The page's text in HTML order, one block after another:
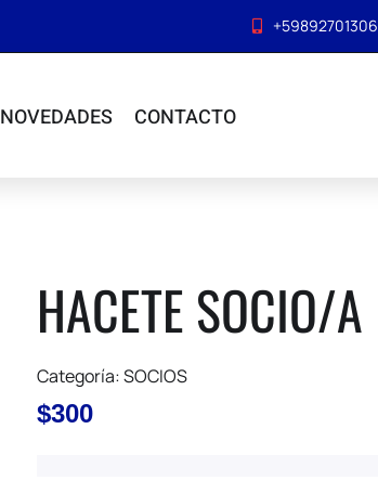
+59892701306
NOVEDADES CONTACTO
HACETE SOCIO/A
Categoría:SOCIOS
$300